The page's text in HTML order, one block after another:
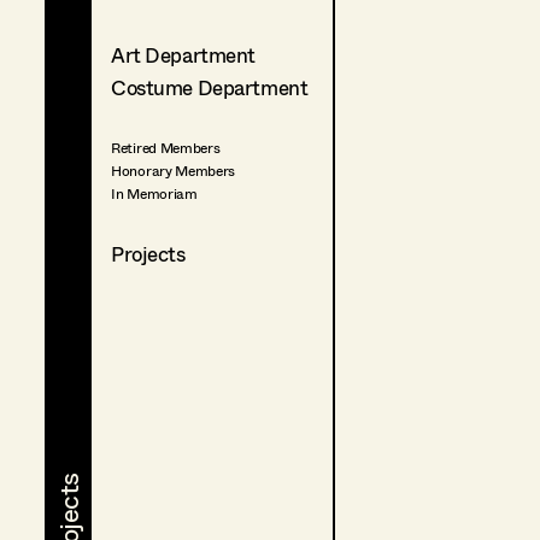
Art Department
Costume Department
Retired Members
Honorary Members
In Memoriam
Projects